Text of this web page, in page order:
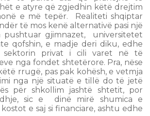
e atyre që zgjedhin këtë drejtim
e më tepër. Realiteti shqiptar
të mos kenë alternativë pasi një
pushtuar gjimnazet, universitetet
qofshin, e madje deri diku, edhe
sektorin privat i cili varet në të
nga fondet shtetërore. Pra, nëse
rrugë, pas pak kohësh, e vetmja
nga një situatë e tillë do të jetë
për shkollim jashtë shtetit, por
sic e dinë mirë shumica e
e saj si financiare, ashtu edhe